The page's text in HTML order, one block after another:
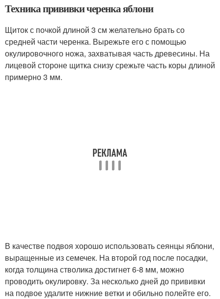
Техника прививки черенка яблони
Щиток с почкой длиной 3 см желательно брать со
средней части черенка. Вырежьте его с помощью
окулировочного ножа, захватывая часть древесины. На
лицевой стороне щитка снизу срежьте часть коры длиной
примерно 3 мм.
В качестве подвоя хорошо использовать сеянцы яблони,
выращенные из семечек. На второй год после посадки,
когда толщина стволика достигнет 6-8 мм, можно
проводить окулировку. За несколько дней до прививки
на подвое удалите нижние ветки и обильно полейте его.